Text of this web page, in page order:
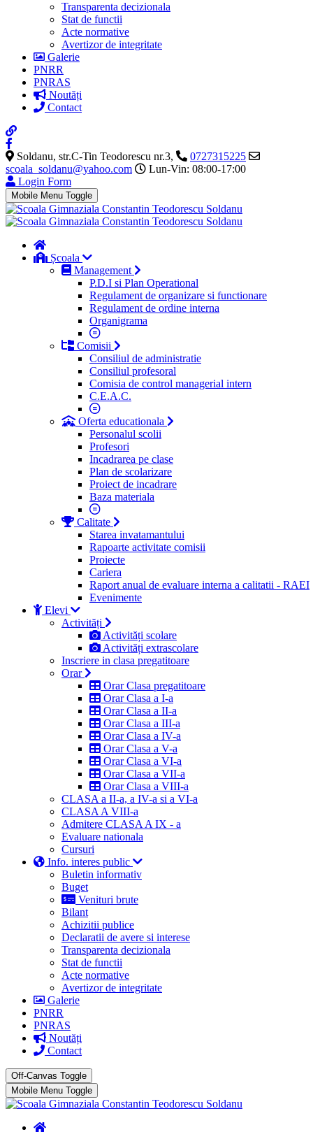
Transparenta decizionala
Stat de functii
Acte normative
Avertizor de integritate
Galerie
PNRR
PNRAS
Noutăți
Contact
Soldanu, str.C-Tin Teodorescu nr.3,
0727315225
scoala_soldanu@yahoo.com
Lun-Vin: 08:00-17:00
Login Form
Mobile Menu Toggle
Școala
Management
P.D.I si Plan Operational
Regulament de organizare si functionare
Regulament de ordine interna
Organigrama
Comisii
Consiliul de administratie
Consiliul profesoral
Comisia de control managerial intern
C.E.A.C.
Oferta educationala
Personalul scolii
Profesori
Incadrarea pe clase
Plan de scolarizare
Proiect de incadrare
Baza materiala
Calitate
Starea invatamantului
Rapoarte activitate comisii
Proiecte
Cariera
Raport anual de evaluare interna a calitatii - RAEI
Evenimente
Elevi
Activități
Activități scolare
Activități extrascolare
Inscriere in clasa pregatitoare
Orar
Orar Clasa pregatitoare
Orar Clasa a I-a
Orar Clasa a II-a
Orar Clasa a III-a
Orar Clasa a IV-a
Orar Clasa a V-a
Orar Clasa a VI-a
Orar Clasa a VII-a
Orar Clasa a VIII-a
CLASA a II-a, a IV-a si a VI-a
CLASA A VIII-a
Admitere CLASA A IX - a
Evaluare nationala
Cursuri
Info. interes public
Buletin informativ
Buget
Venituri brute
Bilant
Achizitii publice
Declaratii de avere si interese
Transparenta decizionala
Stat de functii
Acte normative
Avertizor de integritate
Galerie
PNRR
PNRAS
Noutăți
Contact
Off-Canvas Toggle
Mobile Menu Toggle